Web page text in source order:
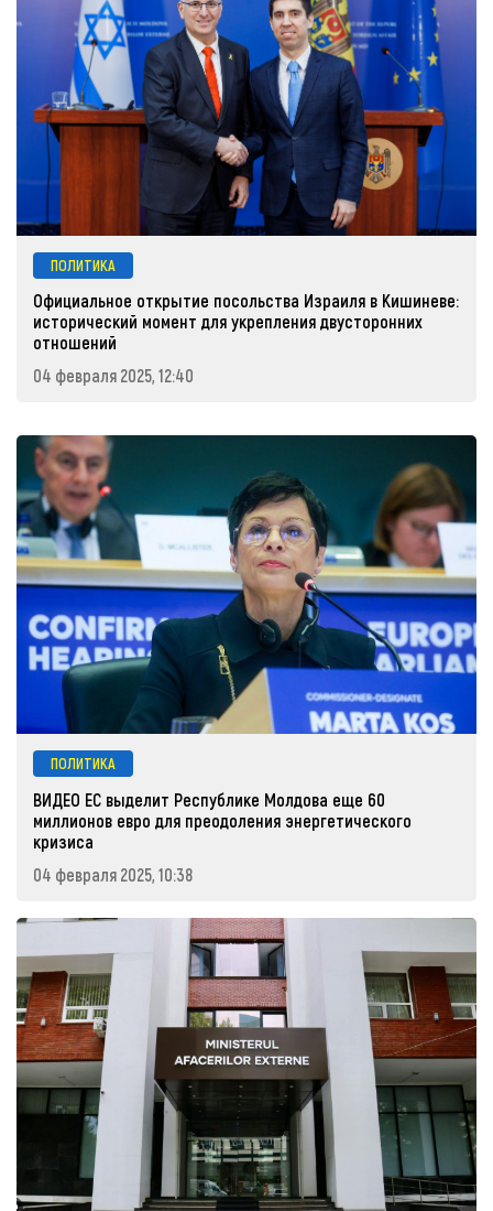
ПОЛИТИКА
Официальное открытие посольства Израиля в Кишиневе:
исторический момент для укрепления двусторонних
отношений
04 февраля 2025, 12:40
ПОЛИТИКА
ВИДЕО ЕС выделит Республике Молдова еще 60
миллионов евро для преодоления энергетического
кризиса
04 февраля 2025, 10:38